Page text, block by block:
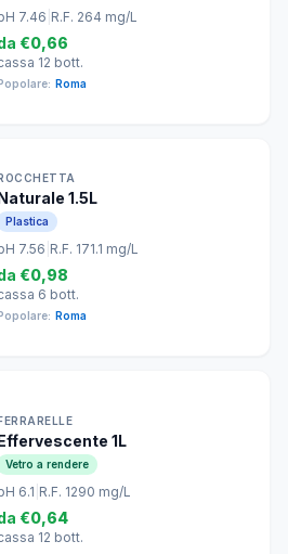
7.46 R.F. 264 mg/L
€0,66
12 bott.
Roma
1.5L
Plastica
7.56 R.F. 171.1 mg/L
€0,98
6 bott.
Roma
1L
Vetro a rendere
6.1 R.F. 1290 mg/L
€0,64
12 bott.